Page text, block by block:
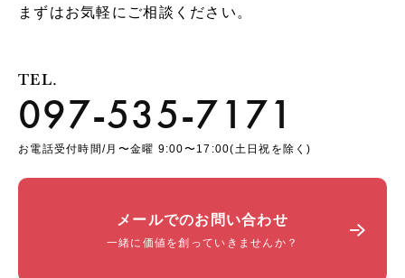
まずはお気軽にご相談ください。
TEL.
097-535-7171
お電話受付時間/月〜金曜 9:00〜17:00(土日祝を除く)
メールでのお問い合わせ
一緒に価値を創っていきませんか？